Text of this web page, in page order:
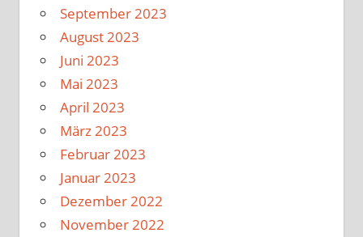
September 2023
August 2023
Juni 2023
Mai 2023
April 2023
März 2023
Februar 2023
Januar 2023
Dezember 2022
November 2022